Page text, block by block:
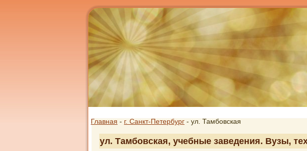
Главная - г. Санкт-Петербург - ул. Тамбовская
ул. Тамбовская, учебные заведения. Вузы,